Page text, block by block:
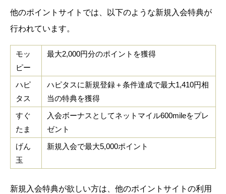
他のポイントサイトでは、以下のような新規入会特典が
行われています。
モッ
ピー
最大2,000円分のポイントを獲得
ハピ
タス
ハピタスに新規登録＋条件達成で最大1,410円相
当の特典を獲得
すぐ
たま
入会ボーナスとしてネットマイル600mileをプレ
ゼント
げん
玉
新規入会で最大5,000ポイント
新規入会特典が欲しい方は、他のポイントサイトの利用